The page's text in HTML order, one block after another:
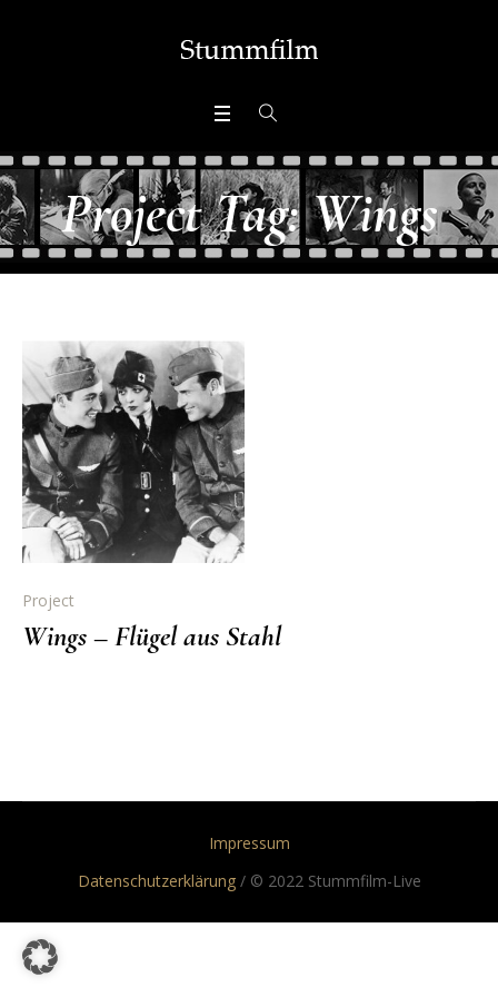
Project Tag:Wings
Project
Wings – Flügel aus Stahl
Impressum
Datenschutzerklärung/ © 2022 Stummfilm-Live